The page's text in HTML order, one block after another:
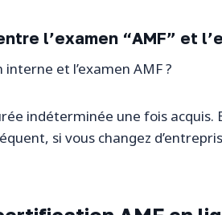
l’examen “AMF” et
et l’examen AMF ?
indéterminée une fois
si vous changez